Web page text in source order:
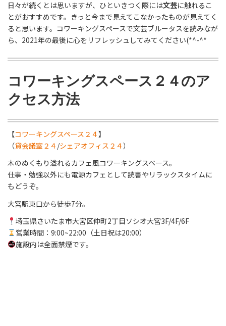
日々が続くとは思いますが、ひといきつく際には文芸に触れるこ
とがおすすめです。きっと今まで見えてこなかったものが見えてく
ると思います。コワーキングスペースで文芸ブルータスを読みなが
ら、2021年の最後に心をリフレッシュしてみてください(*^-^*
コワーキングスペース２４のア
クセス方法
【コワーキングスペース２４】
（貸会議室２４ /シェアオフィス２４）
木のぬくもり溢れるカフェ風コワーキングスペース。
仕事・勉強以外にも電源カフェとして読書やリラックスタイムに
もどうぞ。
大宮駅東口から徒歩7分。
埼玉県さいたま市大宮区仲町2丁目ソシオ大宮3F/4F/6F
営業時間：9:00~22:00（土日祝は20:00）
施設内は全面禁煙です。